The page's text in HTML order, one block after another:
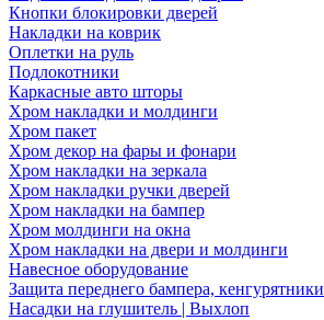
Кнопки блокировки дверей
Накладки на коврик
Оплетки на руль
Подлокотники
Каркасные авто шторы
Хром накладки и молдинги
Хром пакет
Хром декор на фары и фонари
Хром накладки на зеркала
Хром накладки ручки дверей
Хром накладки на бампер
Хром молдинги на окна
Хром накладки на двери и молдинги
Навесное оборудование
Защита переднего бампера, кенгурятники
Насадки на глушитель | Выхлоп